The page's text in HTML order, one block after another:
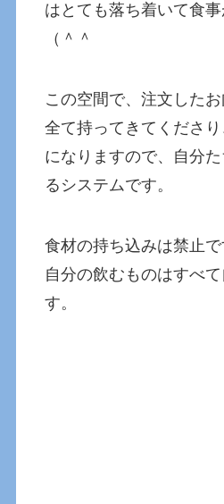
はとても落ち着いて食
（＾＾
この空間で、注文した
全て持ってきてくださ
になりますので、自分
るシステムです。
食材の持ち込みは禁止
自分の飲むものはすべ
す。